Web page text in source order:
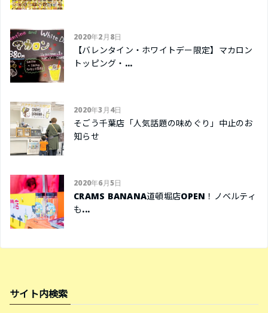
2020年2月8日
【バレンタイン・ホワイトデー限定】マカロン
トッピング・...
2020年3月4日
そごう千葉店「人気話題の味めぐり」中止のお
知らせ
2020年6月5日
CRAMS BANANA道頓堀店OPEN！ノベルティ
も...
サイト内検索